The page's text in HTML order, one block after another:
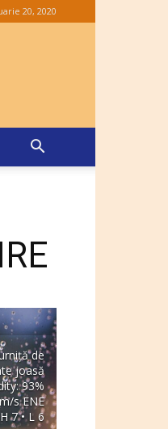
20, 2020
de
joasă
93%
s ENE
H 7 • L 6